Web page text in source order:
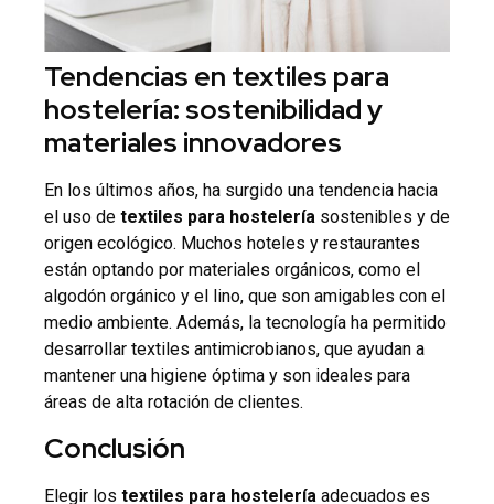
Tendencias en textiles para
hostelería: sostenibilidad y
materiales innovadores
En los últimos años, ha surgido una tendencia hacia
el uso de textiles para hostelería sostenibles y de
origen ecológico. Muchos hoteles y restaurantes
están optando por materiales orgánicos, como el
algodón orgánico y el lino, que son amigables con el
medio ambiente. Además, la tecnología ha permitido
desarrollar textiles antimicrobianos, que ayudan a
mantener una higiene óptima y son ideales para
áreas de alta rotación de clientes.
Conclusión
Elegir los textiles para hostelería adecuados es